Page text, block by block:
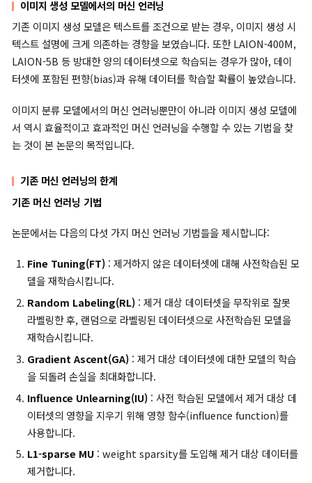
본 논문에서는 기존 머신 언러닝이 가지는 한계, 특히 이미지 분류
(image classification)와 이미지 생성(image generation) 모
서의 한계를 다루고 이에 대한 해결책으로 새로운 머신 언러닝 방
SalUn(Saliency-based Unlearning)을 제시합니다.
이미지 생성 모델에서의 머신 언러닝
기존 이미지 생성 모델은 텍스트를 조건으로 받는 경우, 이미지 생
LAION-5B 등 방대한 양의 데이터셋으로 학습되는 경우가 많아,
터셋에 포함된 편향(bias)과 유해 데이터를 학습할 확률이 높았습
이미지 분류 모델에서의 머신 언러닝뿐만이 아니라 이미지 생성
는 것이 본 논문의 목적입니다.
기존 머신 언러닝의 한계
기존 머신 언러닝 기법
논문에서는 다음의 다섯 가지 머신 언러닝 기법들을 제시합니다:
Fine Tuning(FT): 제거하지 않은 데이터셋에 대해 사전학
델을 재학습시킵니다.
: 제거 대상 데이터셋을 무작위로
라벨링한 후, 랜덤으로 라벨링된 데이터셋으로 사전학습된 모